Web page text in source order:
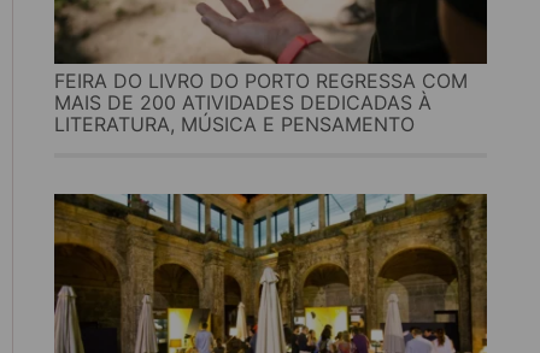
FEIRA DO LIVRO DO PORTO REGRESSA COM
MAIS DE 200 ATIVIDADES DEDICADAS À
LITERATURA, MÚSICA E PENSAMENTO